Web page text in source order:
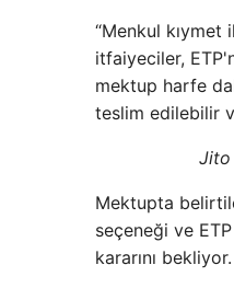
“Menkul kıymet
itfaiyeciler,
mektup harfe
teslim edilebilir
Jito
Mektupta
seçeneği ve
kararını bekliyor.